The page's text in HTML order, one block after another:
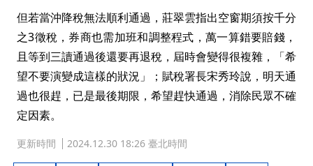
但若當沖降稅無法順利通過，莊翠雲指出空窗期須按千分
之3徵稅，券商也需加班和調整程式，萬一算錯要賠錢，
且等到三讀通過後還要再退稅，屆時會變得很複雜，「希
望不要演變成這樣的狀況」；賦稅署長宋秀玲說，明天通
過也很趕，已是最後期限，希望趕快通過，消除民眾不確
定因素。
更新時間 2024.12.30 18:26 臺北時間